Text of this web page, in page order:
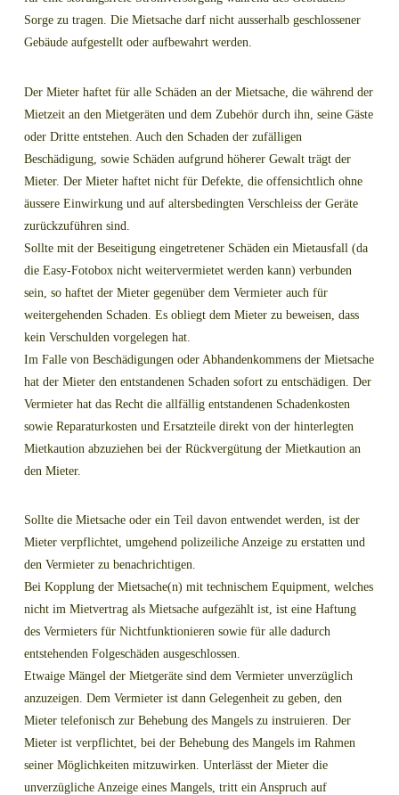
Sorge zu tragen. Die Mietsache darf nicht ausserhalb geschlossener
Gebäude aufgestellt oder aufbewahrt werden.
Der Mieter haftet für alle Schäden an der Mietsache, die während der
Mietzeit an den Mietgeräten und dem Zubehör durch ihn, seine Gäste
oder Dritte entstehen. Auch den Schaden der zufälligen
Beschädigung, sowie Schäden aufgrund höherer Gewalt trägt der
Mieter. Der Mieter haftet nicht für Defekte, die offensichtlich ohne
äussere Einwirkung und auf altersbedingten Verschleiss der Geräte
zurückzuführen sind.
Sollte mit der Beseitigung eingetretener Schäden ein Mietausfall (da
die Easy-Fotobox nicht weitervermietet werden kann) verbunden
sein, so haftet der Mieter gegenüber dem Vermieter auch für
weitergehenden Schaden. Es obliegt dem Mieter zu beweisen, dass
kein Verschulden vorgelegen hat.
Im Falle von Beschädigungen oder Abhandenkommens der Mietsache
hat der Mieter den entstandenen Schaden sofort zu entschädigen. Der
Vermieter hat das Recht die allfällig entstandenen Schadenkosten
sowie Reparaturkosten und Ersatzteile direkt von der hinterlegten
Mietkaution abzuziehen bei der Rückvergütung der Mietkaution an
den Mieter.
Sollte die Mietsache oder ein Teil davon entwendet werden, ist der
Mieter verpflichtet, umgehend polizeiliche Anzeige zu erstatten und
den Vermieter zu benachrichtigen.
Bei Kopplung der Mietsache(n) mit technischem Equipment, welches
nicht im Mietvertrag als Mietsache aufgezählt ist, ist eine Haftung
des Vermieters für Nichtfunktionieren sowie für alle dadurch
entstehenden Folgeschäden ausgeschlossen.
Etwaige Mängel der Mietgeräte sind dem Vermieter unverzüglich
anzuzeigen. Dem Vermieter ist dann Gelegenheit zu geben, den
Mieter telefonisch zur Behebung des Mangels zu instruieren. Der
Mieter ist verpflichtet, bei der Behebung des Mangels im Rahmen
seiner Möglichkeiten mitzuwirken. Unterlässt der Mieter die
unverzügliche Anzeige eines Mangels, tritt ein Anspruch auf